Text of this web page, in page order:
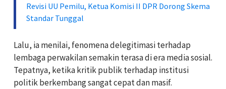
Revisi UU Pemilu, Ketua Komisi II DPR Dorong Skema
Standar Tunggal
Lalu, ia menilai, fenomena delegitimasi terhadap
lembaga perwakilan semakin terasa di era media sosial.
Tepatnya, ketika kritik publik terhadap institusi
politik berkembang sangat cepat dan masif.